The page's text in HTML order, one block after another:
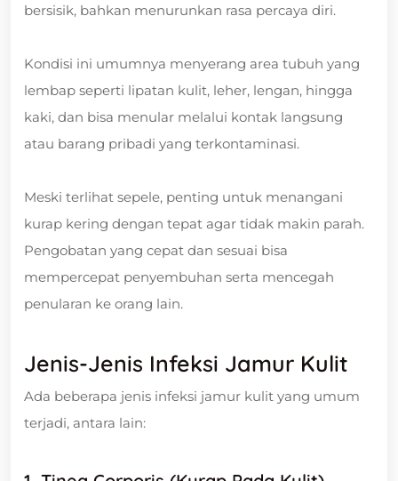
bersisik, bahkan menurunkan rasa percaya diri.
Kondisi ini umumnya menyerang area tubuh yang
lembap seperti lipatan kulit, leher, lengan, hingga
kaki, dan bisa menular melalui kontak langsung
atau barang pribadi yang terkontaminasi.
Meski terlihat sepele, penting untuk menangani
kurap kering dengan tepat agar tidak makin parah.
Pengobatan yang cepat dan sesuai bisa
mempercepat penyembuhan serta mencegah
penularan ke orang lain.
Jenis-Jenis Infeksi Jamur Kulit
Ada beberapa jenis infeksi jamur kulit yang umum
terjadi, antara lain: